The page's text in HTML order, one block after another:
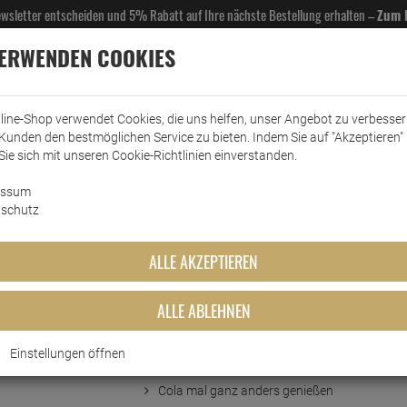
entscheiden und 5% Rabatt auf Ihre nächste Bestellung erhalten –Zum
& GASTROBEDARF DROGERIE KÜCHE & HAUSHALT KFZ
Kaugummis
Kaugummis 200 Stück
Cola mal ganz anders genießen
COOKIES
Shop verwendet Cookies, die uns helfen, unser Angebot zu
den bestmöglichen Service zu bieten. Indem Sie auf "Akzeptieren"
sich mit unseren Cookie-Richtlinien einverstanden.
ALLE AKZEPTIEREN
ALLE ABLEHNEN
Einstellungen öffnen